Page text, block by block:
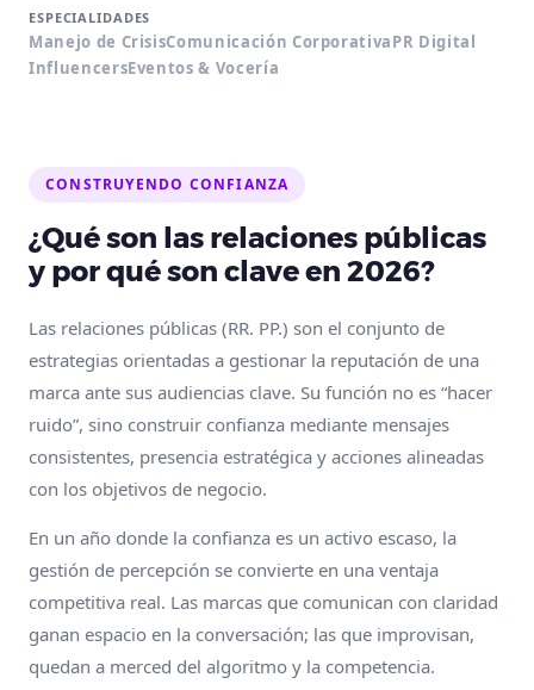
ESPECIALIDADES
Manejo de CrisisComunicación CorporativaPR Digital
InfluencersEventos & Vocería
CONSTRUYENDO CONFIANZA
¿Qué son las relaciones públicas
y por qué son clave en 2026?
Las relaciones públicas (RR. PP.) son el conjunto de
estrategias orientadas a gestionar la reputación de una
marca ante sus audiencias clave. Su función no es “hacer
ruido”, sino construir confianza mediante mensajes
consistentes, presencia estratégica y acciones alineadas
con los objetivos de negocio.
En un año donde la confianza es un activo escaso, la
gestión de percepción se convierte en una ventaja
competitiva real. Las marcas que comunican con claridad
ganan espacio en la conversación; las que improvisan,
quedan a merced del algoritmo y la competencia.